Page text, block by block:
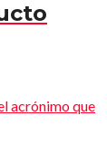
acrónimo que